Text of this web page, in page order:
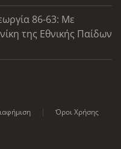
86-63: Με
της Εθνικής Παίδων
Όροι Χρήσης